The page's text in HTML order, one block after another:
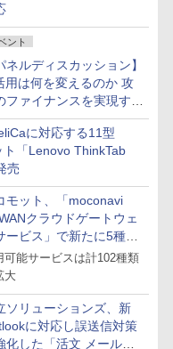
ント
ネルディスカッション】
用は何を変えるのか 攻
ファイナンスを実現する
設計とマインドセット変
に対応する11型
「Lenovo ThinkTab
売
モット、「moconavi
クラウドゲートウェ
ービス」で新たに5種類
ービスと連携開始
可能サービスは計102種類
大
ソリューションズ、新
に対応し誤送信対策
化した「活文 メール誤